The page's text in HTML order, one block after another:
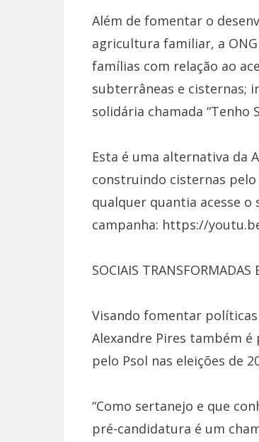
Além de fomentar o
agricultura familiar, a
famílias com relação ao
subterrâneas e cisternas;
solidária chamada “Tenho
Esta é uma alternativa da
construindo cisternas
qualquer quantia acesse
campanha: https://
SOCIAIS
Visando fomentar
Alexandre Pires também
pelo Psol nas eleições de
“Como sertanejo e que
pré-candidatura é um